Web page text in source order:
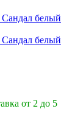
от 2 до 5